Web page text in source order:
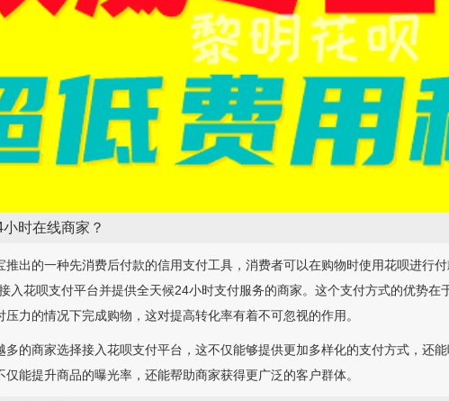
时在线商家？
推出的一种先消费后付款的信用支付工具，消费者可以在购物时使用花呗进行
入花呗支付平台并提供全天候24小时支付服务的商家。这个支付方式的优势
压力的情况下完成购物，这对提高转化率有着不可忽视的作用。
多的商家选择接入花呗支付平台，这不仅能够提供更加多样化的支付方式，还
仅能提升商品的曝光率，还能帮助商家获得更广泛的客户群体。